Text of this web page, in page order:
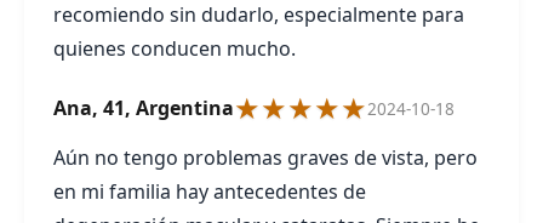
recomiendo sin dudarlo, especialmente para
quienes conducen mucho.
Ana, 41, Argentina★★★★★2024-10-18
Aún no tengo problemas graves de vista, pero
en mi familia hay antecedentes de